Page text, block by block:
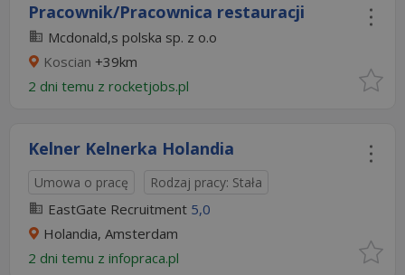
Pracownik/Pracownica restauracji
Mcdonald,s polska sp. z o.o
Koscian +39km
2 dni temu z rocketjobs.pl
Kelner Kelnerka Holandia
Umowa o pracę Rodzaj pracy: Stała
EastGate Recruitment 5,0
Holandia, Amsterdam
2 dni temu z infopraca.pl